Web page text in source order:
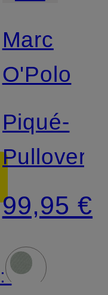
Zertifiziert
Marc
O'Polo
Piqué-
Pullover
99,95 €